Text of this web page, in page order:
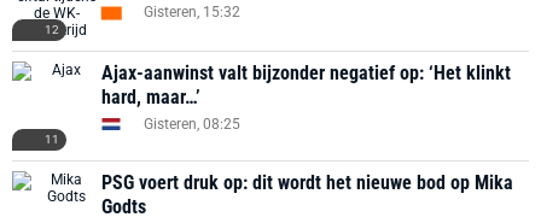
12
Gisteren, 15:32
11
Ajax-aanwinst valt bijzonder negatief op: ‘Het klinkt
hard, maar…’
Gisteren, 08:25
PSG voert druk op: dit wordt het nieuwe bod op Mika
Godts